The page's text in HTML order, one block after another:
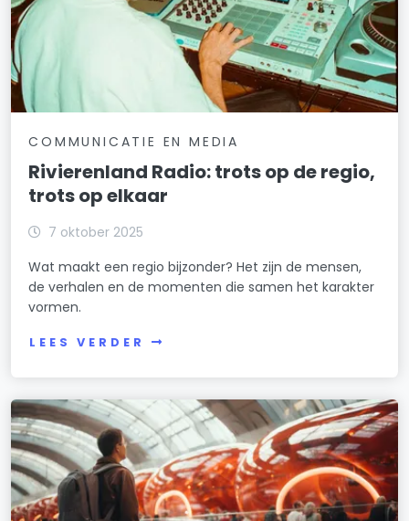
COMMUNICATIE EN MEDIA
Rivierenland Radio: trots op de regio,
trots op elkaar
7 oktober 2025
Wat maakt een regio bijzonder? Het zijn de mensen,
de verhalen en de momenten die samen het karakter
vormen.
LEES VERDER